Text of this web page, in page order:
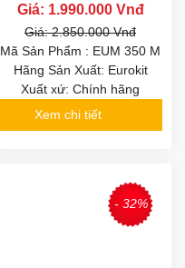
Giá: 1.990.000 Vnđ
Giá: 2.850.000 Vnđ
Mã Sản Phẩm : EUM 350 M
Hãng Sản Xuất: Eurokit
Xuất xứ: Chính hãng
Xem chi tiết
- 32%